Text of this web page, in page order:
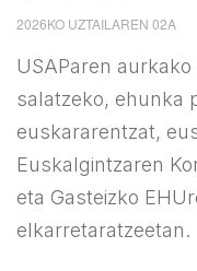
2026KO UZTAILAREN 02A
USAParen
salatzeko, ehunka
euskararentzat,
Euskalgintzaren
eta Gasteizko
elkarretaratzeetan.